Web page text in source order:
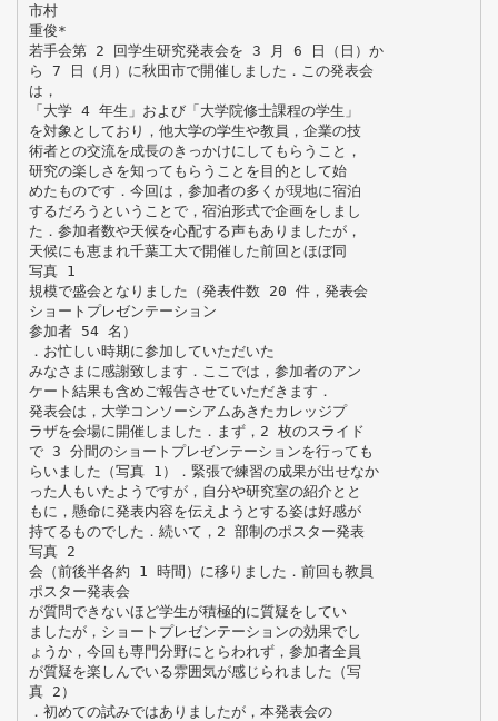
市村
重俊*
若手会第 2 回学生研究発表会を 3 月 6 日（日）か
ら 7 日（月）に秋田市で開催しました．この発表会
は，
「大学 4 年生」および「大学院修士課程の学生」
を対象としており，他大学の学生や教員，企業の技
術者との交流を成長のきっかけにしてもらうこと，
研究の楽しさを知ってもらうことを目的として始
めたものです．今回は，参加者の多くが現地に宿泊
するだろうということで，宿泊形式で企画をしまし
た．参加者数や天候を心配する声もありましたが，
天候にも恵まれ千葉工大で開催した前回とほぼ同
写真 1
規模で盛会となりました（発表件数 20 件，発表会
ショートプレゼンテーション
参加者 54 名）
．お忙しい時期に参加していただいた
みなさまに感謝致します．ここでは，参加者のアン
ケート結果も含めご報告させていただきます．
発表会は，大学コンソーシアムあきたカレッジプ
ラザを会場に開催しました．まず，2 枚のスライド
で 3 分間のショートプレゼンテーションを行っても
らいました（写真 1）．緊張で練習の成果が出せなか
った人もいたようですが，自分や研究室の紹介とと
もに，懸命に発表内容を伝えようとする姿は好感が
持てるものでした．続いて，2 部制のポスター発表
写真 2
会（前後半各約 1 時間）に移りました．前回も教員
ポスター発表会
が質問できないほど学生が積極的に質疑をしてい
ましたが，ショートプレゼンテーションの効果でし
ょうか，今回も専門分野にとらわれず，参加者全員
が質疑を楽しんでいる雰囲気が感じられました（写
真 2）
．初めての試みではありましたが，本発表会の